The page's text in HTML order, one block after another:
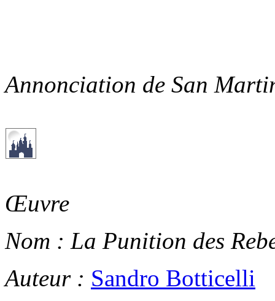
Annonciation de San
Œuvre
Nom : La Punition des
Auteur : Sandro Botticelli